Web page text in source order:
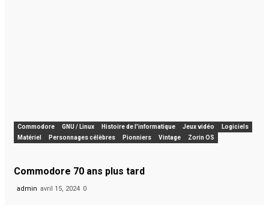
Commodore GNU / Linux Histoire de l'informatique Jeux vidéo
Logiciels
Matériel
Personnages célèbres Pionniers Vintage Zorin OS
Commodore 70 ans plus tard
admin avril 15, 2024 0